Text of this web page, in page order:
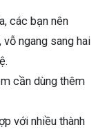
các bạn nên
ngang sang hai
cần dùng thêm
với nhiều thành